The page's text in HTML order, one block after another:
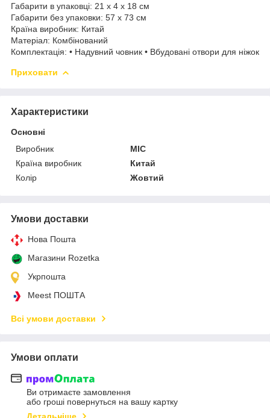
Габарити в упаковці: 21 x 4 x 18 см
Габарити без упаковки: 57 x 73 см
Країна виробник: Китай
Матеріал: Комбінований
Комплектація: • Надувний човник • Вбудовані отвори для ніжок
Приховати
Характеристики
Основні
Виробник
MIC
Країна виробник
Китай
Колір
Жовтий
Умови доставки
Нова Пошта
Магазини Rozetka
Укрпошта
Meest ПОШТА
Всі умови доставки
Умови оплати
Ви отримаєте замовлення
або гроші повернуться на вашу картку